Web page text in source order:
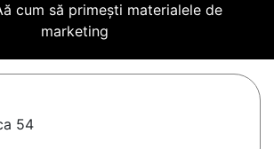
cum să primești materialele de
marketing
54